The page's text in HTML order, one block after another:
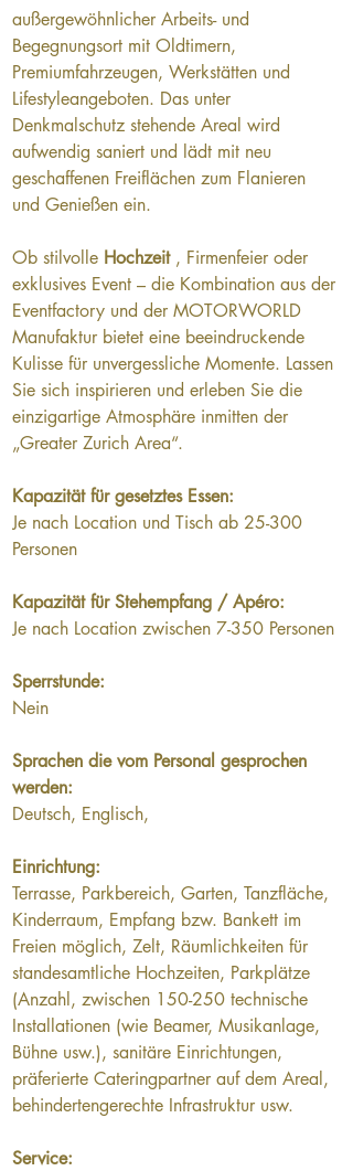
außergewöhnlicher Arbeits- und
Begegnungsort mit Oldtimern,
Premiumfahrzeugen, Werkstätten und
Lifestyleangeboten. Das unter
Denkmalschutz stehende Areal wird
aufwendig saniert und lädt mit neu
geschaffenen Freiflächen zum Flanieren
und Genießen ein.
Ob stilvolle Hochzeit , Firmenfeier oder
exklusives Event – ​​die Kombination aus der
Eventfactory und der MOTORWORLD
Manufaktur bietet eine beeindruckende
Kulisse für unvergessliche Momente. Lassen
Sie sich inspirieren und erleben Sie die
einzigartige Atmosphäre inmitten der
„Greater Zurich Area“.
Kapazität für gesetztes Essen:
Je nach Location und Tisch ab 25-300
Personen
Kapazität für Stehempfang / Apéro:
Je nach Location zwischen 7-350 Personen
Sperrstunde:
Nein
Sprachen die vom Personal gesprochen
werden:
Deutsch, Englisch,
Einrichtung:
Terrasse, Parkbereich, Garten, Tanzfläche,
Kinderraum, Empfang bzw. Bankett im
Freien möglich, Zelt, Räumlichkeiten für
standesamtliche Hochzeiten, Parkplätze
(Anzahl, zwischen 150-250 technische
Installationen (wie Beamer, Musikanlage,
Bühne usw.), sanitäre Einrichtungen,
präferierte Cateringpartner auf dem Areal,
behindertengerechte Infrastruktur usw.
Service: